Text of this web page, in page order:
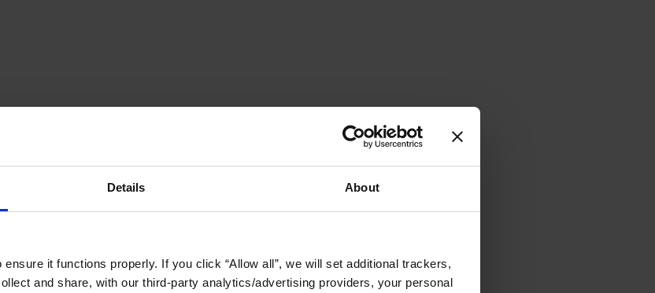
Details About
it functions properly. If you click “Allow all”, we will set additional trackers,
and share, with our third-party analytics/advertising providers, your personal